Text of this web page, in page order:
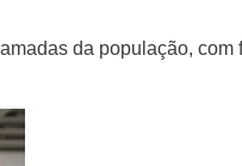
da população,